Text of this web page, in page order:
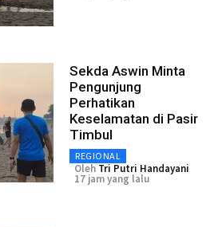
Sekda Aswin Minta
Pengunjung
Perhatikan
Keselamatan di Pasir
Timbul
REGIONAL
Oleh Tri Putri Handayani
17 jam yang lalu